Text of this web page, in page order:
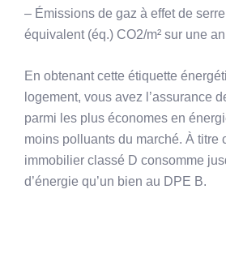
– Émissions de gaz à effet de
équivalent (éq.) CO2/m² sur une
En obtenant cette étiquette
logement, vous avez l’assurance
parmi les plus économes en
moins polluants du marché. À titre
immobilier classé D consomme
d’énergie qu’un bien au DPE B.